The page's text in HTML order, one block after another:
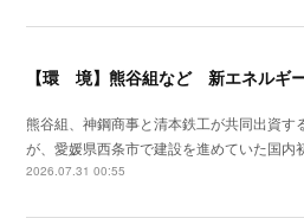
熊谷組、神鋼商事と清本鉄工が共同出資す
が、愛媛県西条市で建設を進めていた国
2026.07.31 00:55